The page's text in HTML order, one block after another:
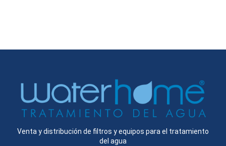
Venta y distribución de filtros y equipos para el tratamiento
del agua